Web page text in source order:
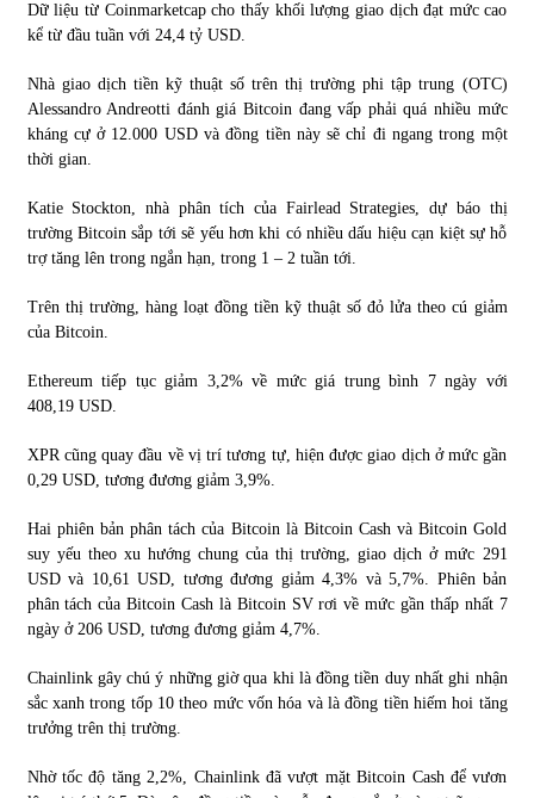
Dữ liệu từ Coinmarketcap cho thấy khối lượng giao dịch đạt mức cao
kể từ đầu tuần với 24,4 tỷ USD.
Nhà giao dịch tiền kỹ thuật số trên thị trường phi tập trung (OTC)
Alessandro Andreotti đánh giá Bitcoin đang vấp phải quá nhiều mức
kháng cự ở 12.000 USD và đồng tiền này sẽ chỉ đi ngang trong một
thời gian.
Katie Stockton, nhà phân tích của Fairlead Strategies, dự báo thị
trường Bitcoin sắp tới sẽ yếu hơn khi có nhiều dấu hiệu cạn kiệt sự hỗ
trợ tăng lên trong ngắn hạn, trong 1 – 2 tuần tới.
Trên thị trường, hàng loạt đồng tiền kỹ thuật số đỏ lửa theo cú giảm
của Bitcoin.
Ethereum tiếp tục giảm 3,2% về mức giá trung bình 7 ngày với
408,19 USD.
XPR cũng quay đầu về vị trí tương tự, hiện được giao dịch ở mức gần
0,29 USD, tương đương giảm 3,9%.
Hai phiên bản phân tách của Bitcoin là Bitcoin Cash và Bitcoin Gold
suy yếu theo xu hướng chung của thị trường, giao dịch ở mức 291
USD và 10,61 USD, tương đương giảm 4,3% và 5,7%. Phiên bản
phân tách của Bitcoin Cash là Bitcoin SV rơi về mức gần thấp nhất 7
ngày ở 206 USD, tương đương giảm 4,7%.
Chainlink gây chú ý những giờ qua khi là đồng tiền duy nhất ghi nhận
sắc xanh trong tốp 10 theo mức vốn hóa và là đồng tiền hiếm hoi tăng
trưởng trên thị trường.
Nhờ tốc độ tăng 2,2%, Chainlink đã vượt mặt Bitcoin Cash để vươn